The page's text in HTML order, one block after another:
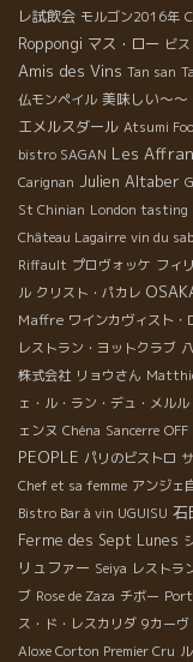
レ試飲会 モルゴン2016年
Roppongi マス・ロー ビ
Amis des Vins Tan san
仏モンペイル 美味しい～～
エメルスダール Atsumi
bistro SAGAN Les
Carignan Julien Altaber
St Chinian London tasting
Château Lagairre vin du
Riffault プロヴォッケ フィ
ル クリスト・パカレ
Maffre ワインカヴィスト・
レストラン・ヨットクラブ
株式会社 リョウさん
ェ・ル・ラン・デュ・メルル
ェンヌ Chéna Sancerre OFF
PEOPLE パリのビストロ
Chef et sa femme アンジェ
Bistro Bar à vin UGUISU 石
Ferme des Sept Lunes
リュファー Seiya レストラ
ブ Rose de Zaza チボー
ス・ド・レスカリダ 9カーヴ
Aloxe Corton Premier Cru